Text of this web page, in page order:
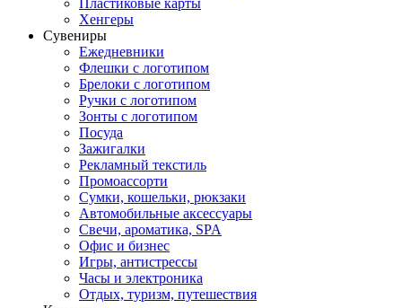
Пластиковые карты
Хенгеры
Сувениры
Ежедневники
Флешки с логотипом
Брелоки с логотипом
Ручки с логотипом
Зонты с логотипом
Посуда
Зажигалки
Рекламный текстиль
Промоассорти
Сумки, кошельки, рюкзаки
Автомобильные аксессуары
Свечи, ароматика, SPA
Офис и бизнес
Игры, антистрессы
Часы и электроника
Отдых, туризм, путешествия